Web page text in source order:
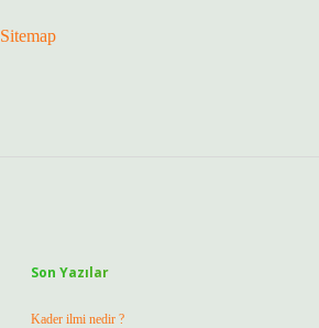
Sitemap
Son Yazılar
Kader ilmi nedir ?